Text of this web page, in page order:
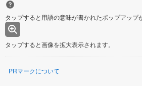
タップすると用語の意味が書かれたポップアップ
タップすると画像を拡大表示されます。
PRマークについて